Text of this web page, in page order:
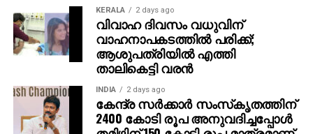
KERALA 2 days ago
വിവാഹ ദിവസം വധുവിന്
വാഹനാപകടത്തില്‍ പരിക്ക്;
ആശുപത്രിയില്‍ എത്തി
താലികെട്ടി വരന്‍
INDIA 2 days ago
കേന്ദ്ര സര്‍ക്കാര്‍ സംസ്‌കൃതത്തിന്
2400 കോടി രൂപ അനുവദിച്ചപ്പോള്‍